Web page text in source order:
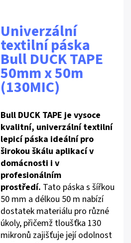
Univerzální
textilní páska
Bull DUCK TAPE
50mm x 50m
(130MIC)
Bull DUCK TAPE je vysoce
kvalitní, univerzální textilní
lepicí páska ideální pro
širokou škálu aplikací v
domácnosti i v
profesionálním
prostředí. Tato páska s šířkou
50 mm a délkou 50 m nabízí
dostatek materiálu pro různé
úkoly, přičemž tloušťka 130
mikronů zajišťuje její odolnost